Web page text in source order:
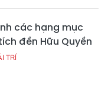
các hạng mục
đền Hữu Quyền
TRÍ